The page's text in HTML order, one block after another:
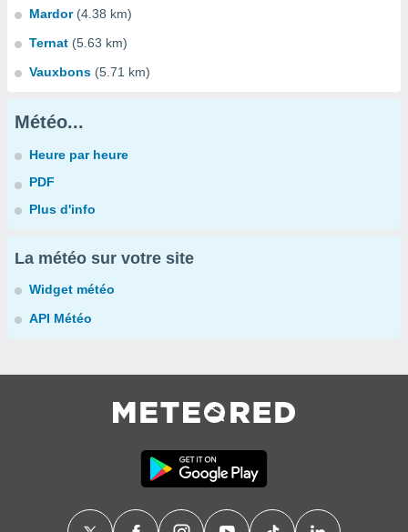
Mardor (4.38 km)
Ternat (5.63 km)
Vauxbons (5.71 km)
Météo...
Heure par heure
PDF
Plus d'info
La météo sur votre site
Widget météo
API Météo